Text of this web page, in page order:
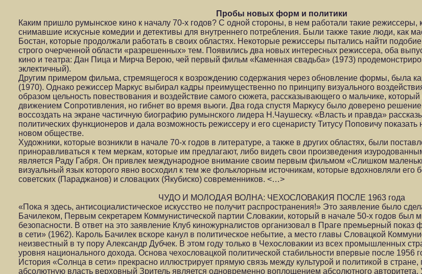
Пробы новых форм и политики
Каким пришло румынское кино к началу 70-х годов? С одной стороны, в нем работали такие режиссеры,
снимавшие искусные комедии и детективы для внутреннего потребления. Были также такие люди, как
Бостан, которые продолжали работать в своих областях. Некоторые режиссеры пытались найти
строго очерченной области «разрешенных» тем. Появились два новых интересных режиссера, оба
кино и театра: Дан Пица и Мирча Верою, чей первый фильм «Каменная свадьба» (1973)
эклектичный).
Другим примером фильма, стремящегося к возрождению содержания через обновление формы, была
(1970). Однако режиссер Маркус выбирал кадры преимущественно по принципу визуального
образом цельность повествования и воздействие самого сюжета, рассказывающего о мальчике, который
движением Сопротивления, но гибнет во время вьюги. Два года спустя Мapкycy было доверено решение
воссоздать на экране частичную биографию румынского лидера Н.Чаушеску. «Власть и правда»
политических функционеров и дала возможность режиссеру и его сценаристу Титусу Поповичу показать
новом обществе.
Художники, которые возникли в начале 70-х годов в литературе, а также в других областях, были
приноравливаться к тем меркам, которые им предлагают, либо видеть свои произведения
является Раду Габря. Он привлек международное внимание своим первым фильмом «Слишком
визуальный язык которого явно восходил к тем же фольклорным источникам, которые вдохновляли его
советских (Параджанов) и словацких (Якубиско) современников. <…>
ЧУДО И МОЛОДАЯ ВОЛНА: ЧЕХОСЛОВАКИЯ ПОСЛЕ 1963 года
«Пока я здесь, антисоциалистическое искусство не получит распространения!» Это заявление было
Бачилеком, Первым секретарем Коммунистической партии Словакии, который в начале 50-х годов был
безопасности. В ответ на это заявление Клуб киножурналистов организовал в Праге премьерный
в сети» (1962). Кароль Бачилек вскоре канул в политическое небытие, а место главы Словацкой
неизвестный в ту пору Александр Дубчек. В этом году только в Чехословакии из всех промышленных
уровня национального дохода. Основа чехословацкой политической стабильности впервые после 1956
История «Солнца в сети» прекрасно иллюстрирует прямую связь между культурой и политикой в
абсолютную власть верховный Зритель является одновременно воплощением абсолютного авторитета.